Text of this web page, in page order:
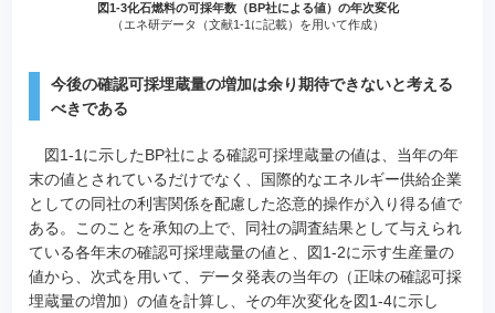
図1-3化石燃料の可採年数（BP社による値）の年次変化
（エネ研データ（文献1-1に記載）を用いて作成）
今後の確認可採埋蔵量の増加は余り期待できないと考える
べきである
図1-1に示したBP社による確認可採埋蔵量の値は、当年の年
末の値とされているだけでなく、国際的なエネルギー供給企業
としての同社の利害関係を配慮した恣意的操作が入り得る値で
ある。このことを承知の上で、同社の調査結果として与えられ
ている各年末の確認可採埋蔵量の値と、図1-2に示す生産量の
値から、次式を用いて、データ発表の当年の（正味の確認可採
埋蔵量の増加）の値を計算し、その年次変化を図1-4に示し